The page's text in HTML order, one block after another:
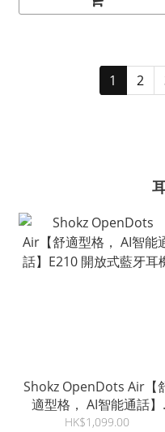
1 2
Shokz OpenDots Air【
適型格， AI智能通話】
E210 開放式藍牙耳機
HK$1,099.00